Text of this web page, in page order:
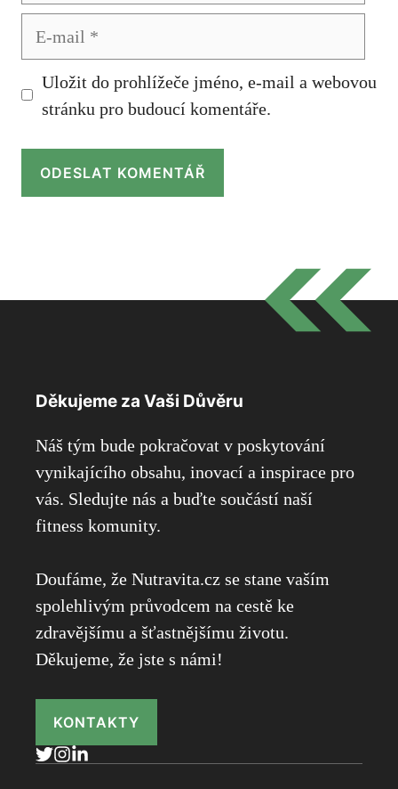
Uložit do prohlížeče jméno, e-mail a webovou
stránku pro budoucí komentáře.
Děkujeme za Vaši Důvěru
Náš tým bude pokračovat v poskytování
vynikajícího obsahu, inovací a inspirace pro
vás. Sledujte nás a buďte součástí naší
fitness komunity.
Doufáme, že Nutravita.cz se stane vaším
spolehlivým průvodcem na cestě ke
zdravějšímu a šťastnějšímu životu.
Děkujeme, že jste s námi!
KONTAKTY